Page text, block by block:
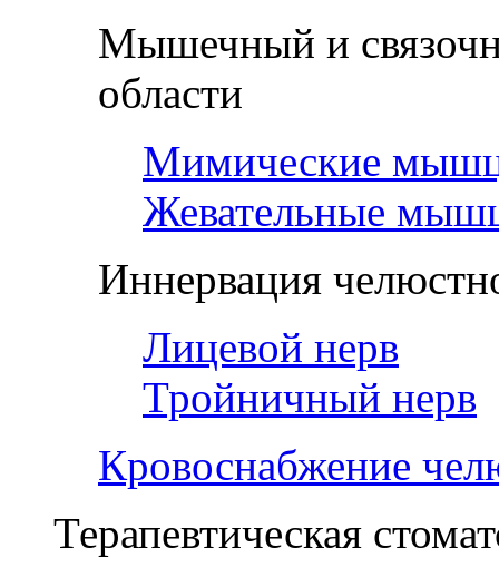
Мышечный и
области
Мимические
Жевательные
Иннервация
Лицевой нерв
Тройничный нерв
Кровоснабжение
Терапевтическая